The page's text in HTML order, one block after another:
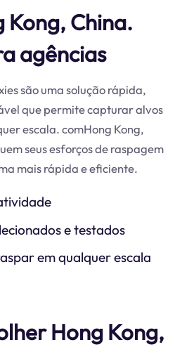
Kong, China.
agências
são uma solução rápida,
que permite capturar alvos
escala. comHong Kong,
seus esforços de raspagem
mais rápida e eficiente.
e testados
em qualquer escala
Hong Kong,